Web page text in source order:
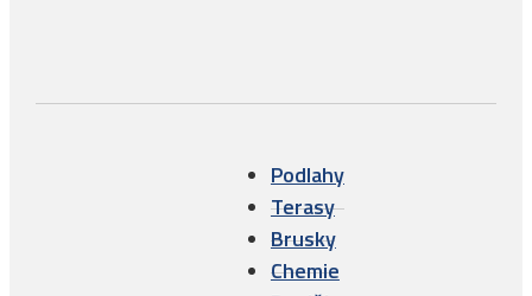
Podlahy
Terasy
Brusky
Chemie